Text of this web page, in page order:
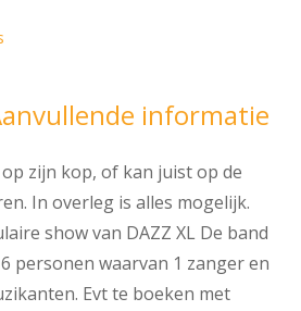
informatie
op zijn kop, of kan juist op de
In overleg is alles mogelijk.
show van DAZZ XL De band
personen waarvan 1 zanger en
Evt te boeken met